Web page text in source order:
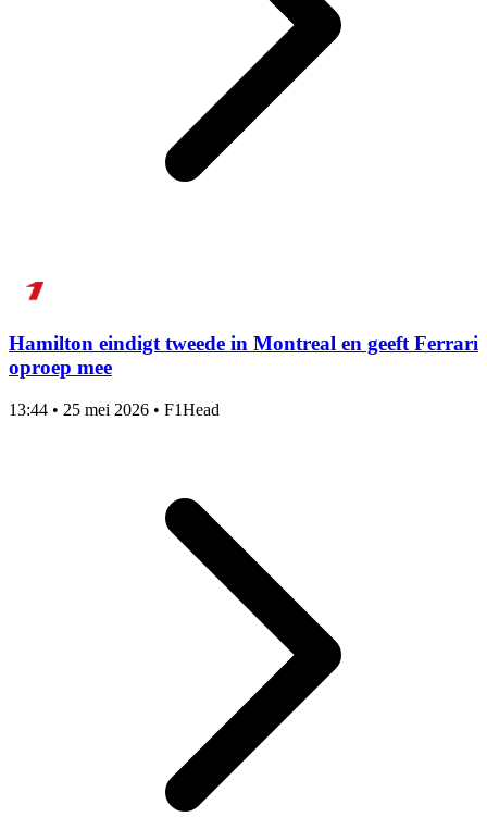
Hamilton eindigt tweede in Montreal en geeft Ferrari
oproep mee
13:44 • 25 mei 2026 • F1Head